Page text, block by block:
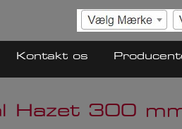
Kontakt os
Hazet 300